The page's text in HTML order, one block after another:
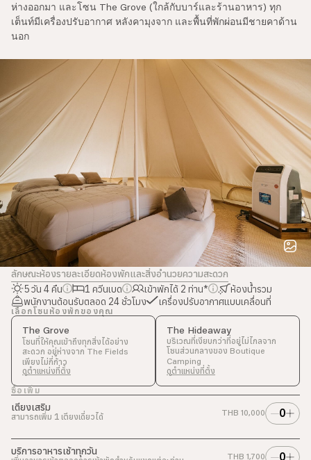
ห่างออกมา และโซน The Grove (ใกล้กับบาร์และร้านอาหาร) ทุก
เต็นท์มีเครื่องปรับอากาศ หลังคามุงจาก และพื้นที่พักผ่อนมีชายคาด้าน
นอก
ลักษณะห้องรายละเอียดห้องพักและสิ่งอำนวยความสะดวก
5 วัน 4 คืน
1 ควีนเบด เข้าพักได้ 2 ท่าน*
ห้องน้ำรวม
พนักงานต้อนรับตลอด 24 ชั่วโมง
เครื่องปรับอากาศแบบเคลื่อนที่
เลือกโซนห้องพักของคุณ
The Grove
โซนที่ให้คุณเข้าถึงทุกสิ่งได้อย่าง
สะดวก อยู่ห่างจาก The Fields
เพียงไม่กี่ก้าว
ดูตำแหน่งที่ตั้ง
The Hideaway
บริเวณที่เงียบกว่าที่อยู่ไม่ไกลจาก
โซนส่วนกลางของ Boutique
Camping
ดูตำแหน่งที่ตั้ง
ซื้อเพิ่ม
เตียงเสริม
สามารถเพิ่ม 1 เตียงเดี่ยวได้ THB 10,000 0
บริการอาหารเช้าทุกวัน THB 1,700 0
เช็กอิน/เช็กเอาต์: 3 ธ.ค. 12:00 / 7 ธ.ค. 12:00
1 ควีนเบด
เข้าพักได้ 3 ท่าน
มีเครื่องปรับอากาศ
ห้องน้ำและสิ่งอำนวยความสะดวก
ของใช้จิปาถะ
ผ้าเช็ดตัว
ห้องน้ำรวมในโซนที่พัก
ความสะดวกสบาย
ปลั๊กไฟ
หมอนและชุดเครื่องนอน
ที่นอนนุ่มสบาย
ลักษณะห้องและเฟอร์นิเจอร์
หลังคามุงจาก
พื้นที่พักผ่อนมีชายคาด้านนอก
โซฟา
พื้นด้านในปูเสื่อไม้ไผ่
พื้นด้านนอกปูคอนกรีต
ไฟประดับตกแต่ง
กระจกเต็มตัว
ชั้นวางของ
ราวตากผ้า
การรักษาความปลอดภัย
กล่องนิรภัย
พนักงานรักษาความปลอดภัยตลอด 24 ชั่วโมง
Classic Pavilion